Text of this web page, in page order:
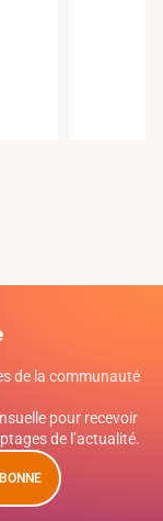
de la communauté
pour recevoir
de l’actualité.